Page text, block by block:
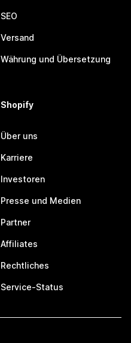
SEO
Versand
Währung und Übersetzung
Shopify
Über uns
Karriere
Investoren
Presse und Medien
Partner
Affiliates
Rechtliches
Service-Status